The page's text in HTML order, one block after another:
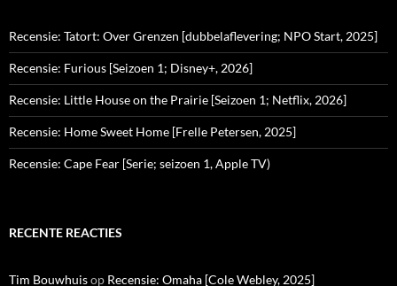
Recensie: Tatort: Over Grenzen [dubbelaflevering; NPO Start, 2025]
Recensie: Furious [Seizoen 1; Disney+, 2026]
Recensie: Little House on the Prairie [Seizoen 1; Netflix, 2026]
Recensie: Home Sweet Home [Frelle Petersen, 2025]
Recensie: Cape Fear [Serie; seizoen 1, Apple TV)
RECENTE REACTIES
Tim Bouwhuisop Recensie: Omaha [Cole Webley, 2025]